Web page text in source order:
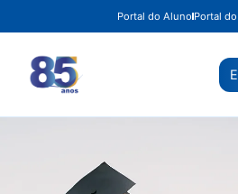
Portal do Aluno Portal